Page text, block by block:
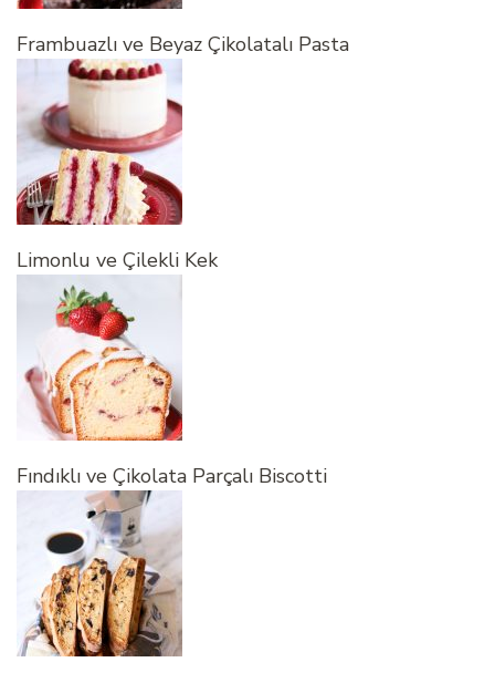
Frambuazlı ve Beyaz Çikolatalı Pasta
Limonlu ve Çilekli Kek
Fındıklı ve Çikolata Parçalı Biscotti